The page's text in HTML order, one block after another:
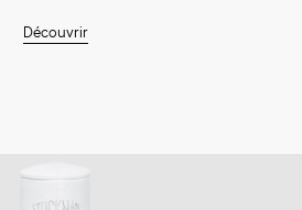
Découvrir